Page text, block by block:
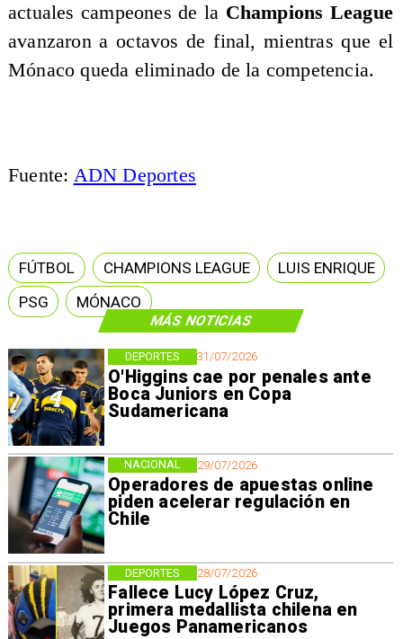
MÁS NOTICIAS
31/07/2026
O'Higgins cae por penales ante
Boca Juniors en Copa
Sudamericana
DEPORTES
29/07/2026
Operadores de apuestas online
piden acelerar regulación en
Chile
NACIONAL
28/07/2026
Fallece Lucy López Cruz,
primera medallista chilena en
Juegos Panamericanos
DEPORTES
actuales campeones de la Champions League
avanzaron a octavos de final, mientras que el
Mónaco queda eliminado de la competencia.
Fuente: ADN Deportes
FÚTBOL CHAMPIONS LEAGUE
LUIS ENRIQUE
PSG
MÓNACO